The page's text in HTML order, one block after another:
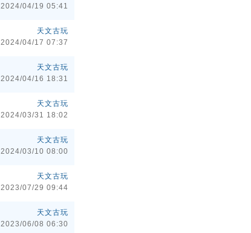
2024/04/19 05:41
天文古玩
2024/04/17 07:37
天文古玩
2024/04/16 18:31
天文古玩
2024/03/31 18:02
天文古玩
2024/03/10 08:00
天文古玩
2023/07/29 09:44
天文古玩
2023/06/08 06:30